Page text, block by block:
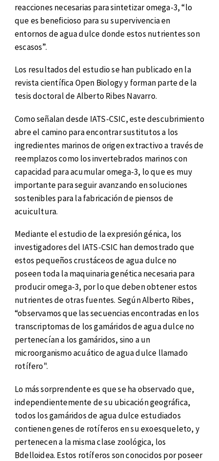
reacciones necesarias para sintetizar omega-3, “lo
que es beneficioso para su supervivencia en
entornos de agua dulce donde estos nutrientes son
escasos”.
Los resultados del estudio se han publicado en la
revista científica Open Biology y forman parte de la
tesis doctoral de Alberto Ribes Navarro.
Como señalan desde IATS-CSIC, este descubrimiento
abre el camino para encontrar sustitutos a los
ingredientes marinos de origen extractivo a través de
reemplazos como los invertebrados marinos con
capacidad para acumular omega-3, lo que es muy
importante para seguir avanzando en soluciones
sostenibles para la fabricación de piensos de
acuicultura.
Mediante el estudio de la expresión génica, los
investigadores del IATS-CSIC han demostrado que
estos pequeños crustáceos de agua dulce no
poseen toda la maquinaria genética necesaria para
producir omega-3, por lo que deben obtener estos
nutrientes de otras fuentes. Según Alberto Ribes,
“observamos que las secuencias encontradas en los
transcriptomas de los gamáridos de agua dulce no
pertenecían a los gamáridos, sino a un
microorganismo acuático de agua dulce llamado
rotífero".
Lo más sorprendente es que se ha observado que,
independientemente de su ubicación geográfica,
todos los gamáridos de agua dulce estudiados
contienen genes de rotíferos en su exoesqueleto, y
pertenecen a la misma clase zoológica, los
Bdelloidea. Estos rotíferos son conocidos por poseer